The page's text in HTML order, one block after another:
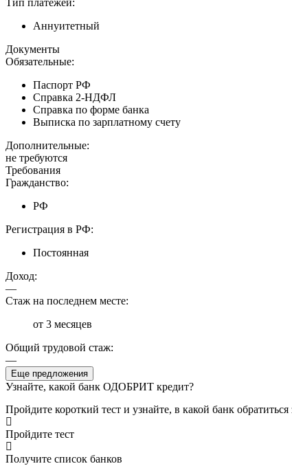
Аннуитетный
Документы
Обязательные:
Паспорт РФ
Справка 2-НДФЛ
Справка по форме банка
Выписка по зарплатному счету
Дополнительные:
не требуются
Требования
Гражданство:
РФ
Регистрация в РФ:
Постоянная
Доход:
—
Стаж на последнем месте:
от 3 месяцев
Общий трудовой стаж:
—
Еще предложения
Узнайте, какой банк ОДОБРИТ кредит?
Пройдите короткий тест и узнайте, в какой банк
Пройдите тест
Получите список банков